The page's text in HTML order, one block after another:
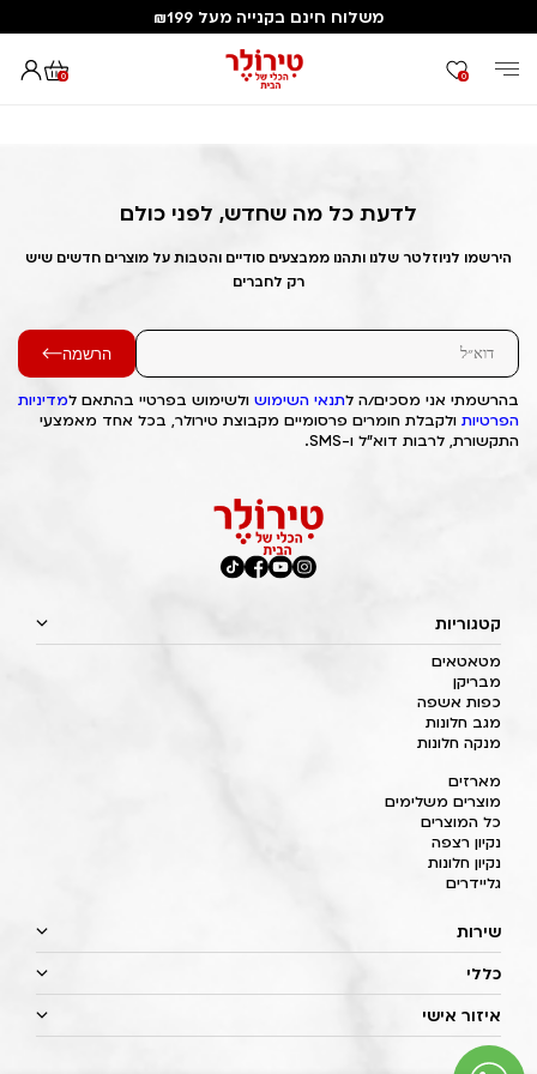
משלוח חינם בקנייה מעל ₪199
0 0
דף הבית Out of Stock Alert 2025/01/20 1737338841
לדעת כל מה שחדש, לפני כולם
הירשמו לניוזלטר שלנו ותהנו ממבצעים סודיים והטבות על מוצרים חדשים שיש
רק לחברים
הרשמה
בהרשמתי אני מסכים/ה לתנאי השימוש ולשימוש בפרטיי בהתאם למדיניות
הפרטיות ולקבלת חומרים פרסומיים מקבוצת טירולר, בכל אחד מאמצעי
התקשורת, לרבות דוא"ל ו-SMS.
קטגוריות
מטאטאים
מבריקן
כפות אשפה
מגב חלונות
מנקה חלונות
מארזים
מוצרים משלימים
כל המוצרים
נקיון רצפה
נקיון חלונות
גליידרים
שירות
כללי
איזור אישי